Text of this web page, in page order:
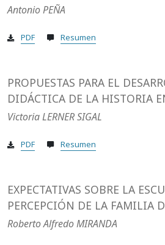
Antonio PEÑA
PDF Resumen
PROPUESTAS PARA EL
DIDÁCTICA DE LA HISTORIA
Victoria LERNER SIGAL
PDF Resumen
EXPECTATIVAS SOBRE LA
PERCEPCIÓN DE LA FAMILIA
Roberto Alfredo MIRANDA